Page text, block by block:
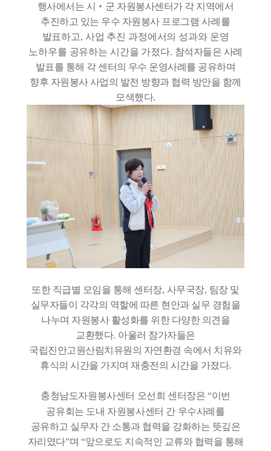
행사에서는 시 ‧ 군 자원봉사센터가 각 지역에서
추진하고 있는 우수 자원봉사 프로그램 사례를
발표하고, 사업 추진 과정에서의 성과와 운영
노하우를 공유하는 시간을 가졌다. 참석자들은 사례
발표를 통해 각 센터의 우수 운영사례를 공유하며
향후 자원봉사 사업의 발전 방향과 협력 방안을 함께
모색했다.
또한 직급별 모임을 통해 센터장, 사무국장, 팀장 및
실무자들이 각각의 역할에 따른 현안과 실무 경험을
나누며 자원봉사 활성화를 위한 다양한 의견을
교환했다. 아울러 참가자들은
국립진안고원산림치유원의 자연환경 속에서 치유와
휴식의 시간을 가지며 재충전의 시간을 가졌다.
충청남도자원봉사센터 오선희 센터장은“이번
공유회는 도내 자원봉사센터 간 우수사례를
공유하고 실무자 간 소통과 협력을 강화하는 뜻깊은
자리였다”며 “앞으로도 지속적인 교류와 협력을 통해